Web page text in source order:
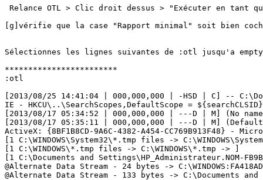
Relance OTL > Clic droit dessus > "Exécuter en tant
[g]vérifie que la case "Rapport minimal" soit bien
Sélectionnes les lignes suivantes de :otl jusqu'a
************************
:otl
[2013/08/25 14:41:04 | 000,000,000 | -HSD | C] --
IE - HKCU\..\SearchScopes,DefaultScope =
[2013/08/17 05:34:52 | 000,000,000 | ---D | M] (No
[2013/08/17 05:35:11 | 000,000,000 | ---D | M]
ActiveX: {8BF1B8CD-9A6C-4382-A454-CC769B913F48} -
[1 C:\WINDOWS\System32\*.tmp files ->
[1 C:\WINDOWS\*.tmp files -> C:\WINDOWS\*.tmp -> ]
[1 C:\Documents and Settings\HP_Administrateur.NOM-
@Alternate Data Stream - 24 bytes ->
@Alternate Data Stream - 133 bytes -> C:\Documents